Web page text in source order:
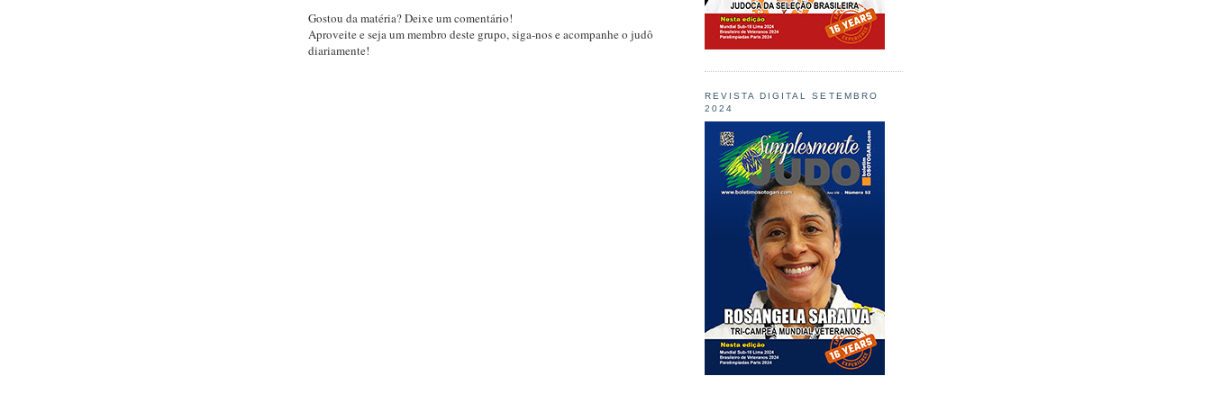
Gostou da matéria? Deixe um comentário!
Aproveite e seja um membro deste grupo, siga-nos e acompanhe o judô
diariamente!
REVISTA DIGITAL SETEMBRO
2024